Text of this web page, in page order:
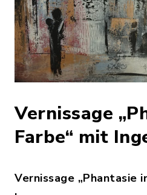
Vernissage
Farbe“ mit
Vernissage „Phantasie